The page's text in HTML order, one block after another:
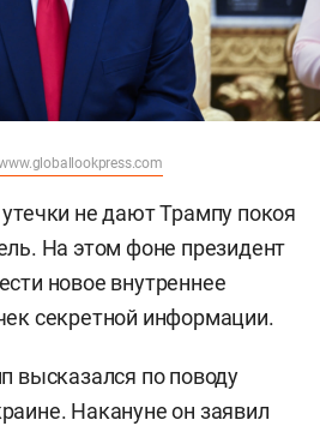
не дают Трампу покоя
На этом фоне президент
новое внутреннее
секретной информации.
высказался по поводу
Накануне он заявил